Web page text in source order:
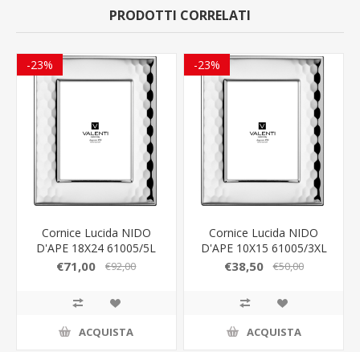
PRODOTTI CORRELATI
-23%
Cornice Lucida NIDO
D'APE 18X24 61005/5L
€71,00 €92,00
ACQUISTA
-23%
Cornice Lucida NIDO
D'APE 10X15 61005/3XL
€38,50 €50,00
ACQUISTA